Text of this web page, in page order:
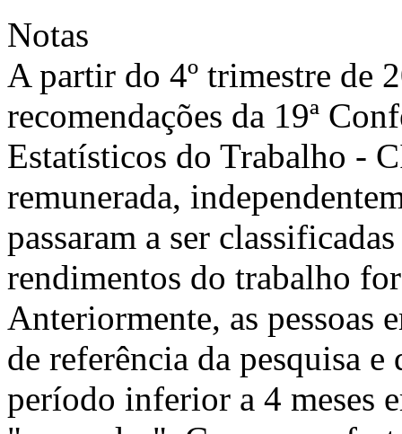
Notas
A partir do 4º trimestre de
recomendações da 19ª
Estatísticos do Trabalho -
remunerada,
passaram a ser
rendimentos do trabalho
Anteriormente, as pessoas
de referência da pesquisa e
período inferior a 4 meses